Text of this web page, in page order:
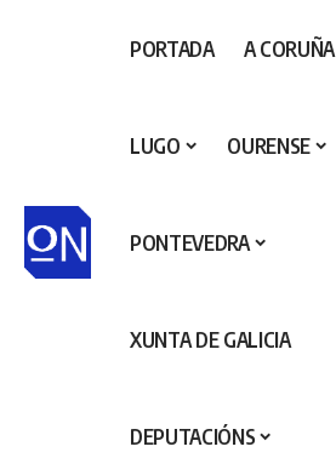
PORTADA A CORUÑA
LUGO OURENSE
PONTEVEDRA
XUNTA DE GALICIA
DEPUTACIÓNS